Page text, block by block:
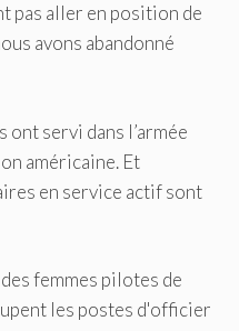
pas aller en position de
avons abandonné
servi dans l’armée
américaine. Et
en service actif sont
femmes pilotes de
les postes d'officier